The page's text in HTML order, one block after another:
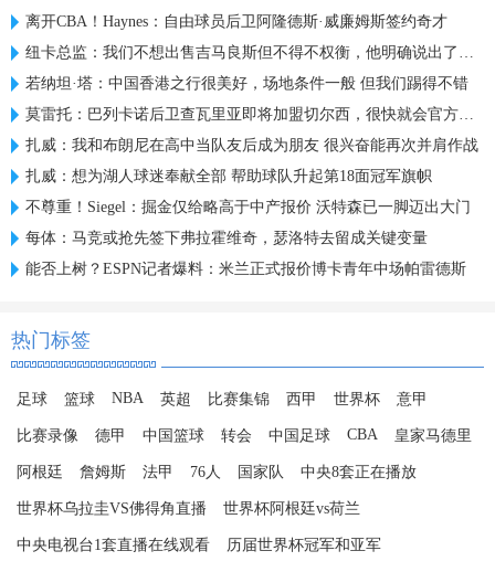
离开CBA！Haynes：自由球员后卫阿隆德斯·威廉姆斯签约奇才
纽卡总监：我们不想出售吉马良斯但不得不权衡，他明确说出了意愿
若纳坦·塔：中国香港之行很美好，场地条件一般 但我们踢得不错
莫雷托：巴列卡诺后卫查瓦里亚即将加盟切尔西，很快就会官方宣布
扎威：我和布朗尼在高中当队友后成为朋友 很兴奋能再次并肩作战
扎威：想为湖人球迷奉献全部 帮助球队升起第18面冠军旗帜
不尊重！Siegel：掘金仅给略高于中产报价 沃特森已一脚迈出大门
每体：马竞或抢先签下弗拉霍维奇，瑟洛特去留成关键变量
能否上树？ESPN记者爆料：米兰正式报价博卡青年中场帕雷德斯
热门标签
足球 篮球 NBA 英超 比赛集锦 西甲 世界杯 意甲
比赛录像 德甲 中国篮球 转会 中国足球 CBA 皇家马德里
阿根廷 詹姆斯 法甲 76人 国家队 中央8套正在播放
世界杯乌拉圭VS佛得角直播 世界杯阿根廷vs荷兰
中央电视台1套直播在线观看 历届世界杯冠军和亚军